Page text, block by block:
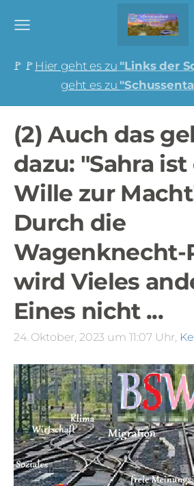
🚩🚩 Hier geht es zu "Links der
geht es zu
(2) Auch das
dazu: "Sahra ist
Wille zur
Durch die
Wagenknecht-
wird Vieles
Eines nicht ...
24. Oktober, 2023 um 11:07 Uhr,